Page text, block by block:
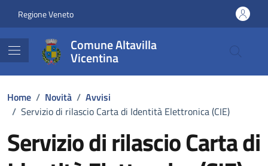
Regione Veneto
Comune Altavilla
Vicentina
Home / Novità / Avvisi
/ Servizio di rilascio Carta di Identità Elettronica (CIE)
Servizio di rilascio Carta di